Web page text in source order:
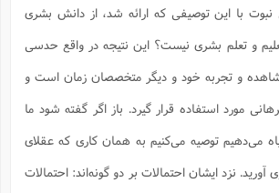
با این توصیفی که ارائه شد، از دانش بشری
و تعلم بشری نیست؟ این نتیجه در واقع حدسی
و تجربه خود و دیگر متخصصان زمان است و
مورد استفاده قرار گیرد. باز اگر گفته شود ما
می‌دهیم توصیه می‌کنیم به همان کاری که عقلای
نزد ایشان احتمالات بر دو گونه‌اند: احتمالات